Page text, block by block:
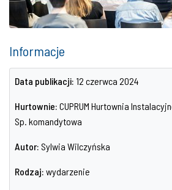
Informacje
Data publikacji: 12 czerwca 2024
Hurtownie: CUPRUM Hurtownia
Sp. komandytowa
Autor: Sylwia Wilczyńska
Rodzaj: wydarzenie